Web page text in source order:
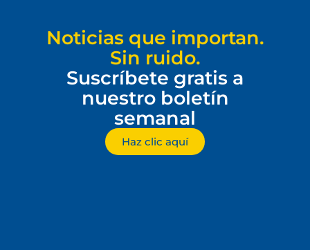
Noticias que importan.
Sin ruido.
Suscríbete gratis a
nuestro boletín
semanal
Haz clic aquí